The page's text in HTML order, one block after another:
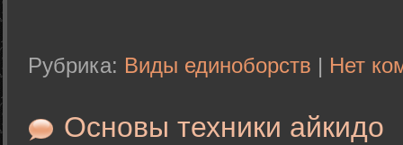
Рубрика: Виды единоборств | Нет
Основы техники айкидо